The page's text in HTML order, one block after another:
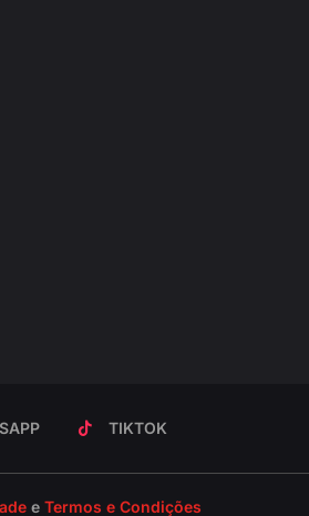
TIKTOK
e Termos e Condições